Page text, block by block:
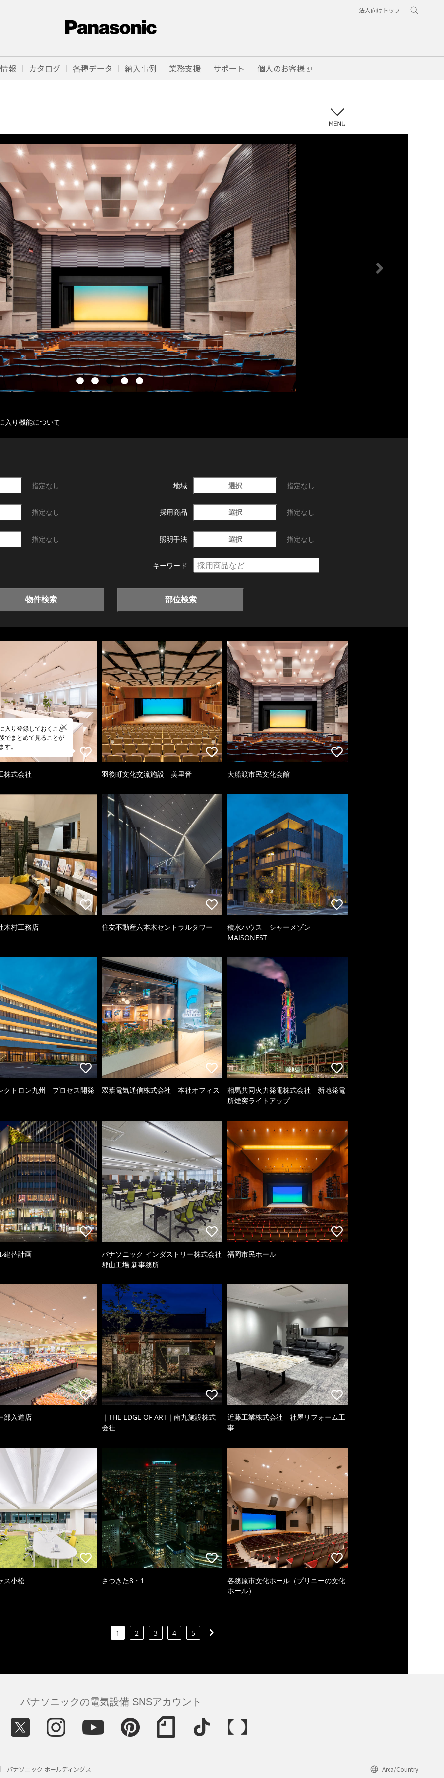
法人向けトップ
報 カタログ 各種データ 納入事例 業務支援 サポート 個人のお客様
入り機能について
指定なし 地域 選択 指定なし
指定なし 採用商品 選択 指定なし
指定なし 照明手法 選択 指定なし
キーワード
物件検索 部位検索
入り登録しておくこと
でまとめて見ることが
す。
株式会社 羽後町文化交流施設 美里音 大船渡市民文化会館
木村工務店 住友不動産六本木セントラルタワー
積水ハウス シャーメゾン
MAISONEST
クトロン九州 プロセス開発 双葉電気通信株式会社 本社オフィス
相馬共同火力発電株式会社 新地発電
所煙突ライトアップ
建替計画
パナソニック インダストリー株式会社
郡山工場 新事務所
福岡市民ホール
部入道店
｜THE EDGE OF ART｜南九施設株式
会社
近藤工業株式会社 社屋リフォーム工
事
ス小松 さつきた8・1
各務原市文化ホール（プリニーの文化
ホール）
1 2 3 4 5
パナソニックの電気設備 SNSアカウント
パナソニック ホールディングス Area/Country